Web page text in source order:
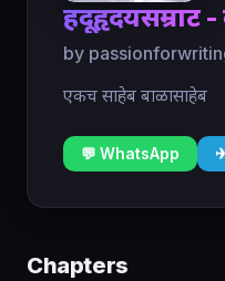
हिंदूहृदयसम्राट
by
एकच साहेब बाळासाहेब
💬 WhatsApp
Chapters